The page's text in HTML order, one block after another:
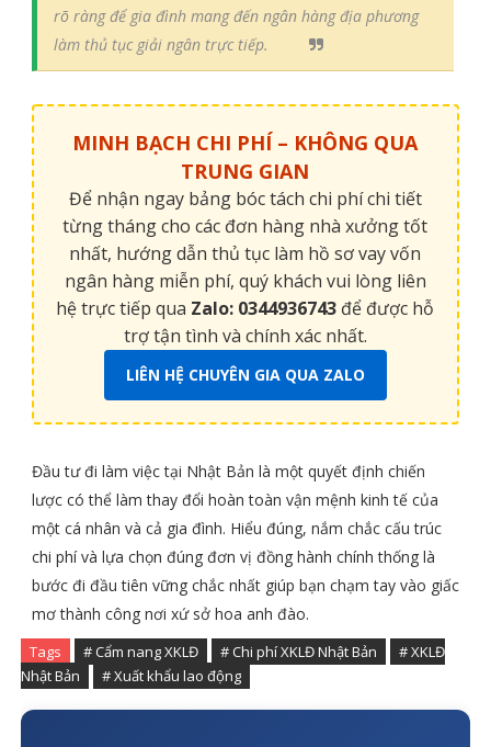
rõ ràng để gia đình mang đến ngân hàng địa phương
làm thủ tục giải ngân trực tiếp.
MINH BẠCH CHI PHÍ – KHÔNG QUA
TRUNG GIAN
Để nhận ngay bảng bóc tách chi phí chi tiết
từng tháng cho các đơn hàng nhà xưởng tốt
nhất, hướng dẫn thủ tục làm hồ sơ vay vốn
ngân hàng miễn phí, quý khách vui lòng liên
hệ trực tiếp qua Zalo: 0344936743 để được hỗ
trợ tận tình và chính xác nhất.
LIÊN HỆ CHUYÊN GIA QUA ZALO
Đầu tư đi làm việc tại Nhật Bản là một quyết định chiến
lược có thể làm thay đổi hoàn toàn vận mệnh kinh tế của
một cá nhân và cả gia đình. Hiểu đúng, nắm chắc cấu trúc
chi phí và lựa chọn đúng đơn vị đồng hành chính thống là
bước đi đầu tiên vững chắc nhất giúp bạn chạm tay vào giấc
mơ thành công nơi xứ sở hoa anh đào.
Tags # Cẩm nang XKLĐ # Chi phí XKLĐ Nhật Bản
# XKLĐ
Nhật Bản
# Xuất khẩu lao động